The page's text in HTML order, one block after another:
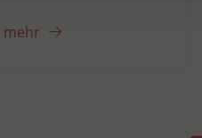
mehr